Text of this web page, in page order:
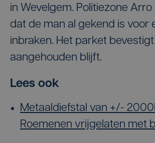
in Wevelgem. Politiezone
dat de man al gekend is voor
inbraken. Het parket
aangehouden blijft.
Lees ook
Metaaldiefstal van +/-
Roemenen vrijgelaten met